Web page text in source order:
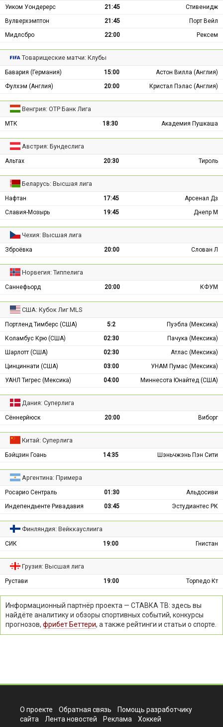
Уиком Уондерерс 21:45
Стивенидж
Вулверхэмптон
21:45
Порт Вейл
Мидлсбро
22:00 Рексем
Товарищеские матчи: Клубы
Бавария (Германия) 15:00
Астон Вилла (Англия)
Фулхэм (Англия)
20:00 Кристал Пэлас (Англия)
Венгрия: ОТР Банк Лига
МТК 18:30 Академия Пушкаша
Австрия: Бундеслига
Альтах 20:30 Тироль
Беларусь: Высшая лига
Нафтан 17:45
Арсенал Дз
Славия-Мозырь
19:45 Днепр М
Чехия: Высшая лига
Зброёвка 20:00 Слован Л
Норвегия: Типпелига
Саннефьорд 20:00 КФУМ
США: Кубок Лиг MLS
Портленд Тимберс (США) 5:2
Пуэбла (Мексика)
Коламбус Крю (США)
02:30
Пачука (Мексика)
Шарлотт (США)
02:30
Атлас (Мексика)
Цинциннати (США)
03:00
УНАМ Пумас (Мексика)
УАНЛ Тигрес (Мексика)
04:00 Миннесота Юнайтед (США)
Дания: Суперлига
Сённерйюск 20:00 Виборг
Китай: Суперлига
Бэйцзин Гоань 14:35 Шэньчжэнь Пэн Сити
Аргентина: Примера
Росарио Сентраль 01:30
Альдосиви
Индепендьенте Ривадавия
03:45 Эстудиантес РК
Финляндия: Вейккауслиига
СИК 19:00 Гнистан
Грузия: Высшая лига
Рустави 19:00 Торпедо Кт
Информационный партнёр проекта — СТАВКА ТВ: здесь вы
найдёте аналитику и обзоры спортивных событий, конкурсы
прогнозов, фрибет Беттери, а также рейтинги и статьи о спорте.
О проекте Обратная связь
Помощь разработчику
сайта
Лента новостей Реклама Хоккей